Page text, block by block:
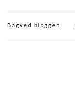
Bagved bloggen